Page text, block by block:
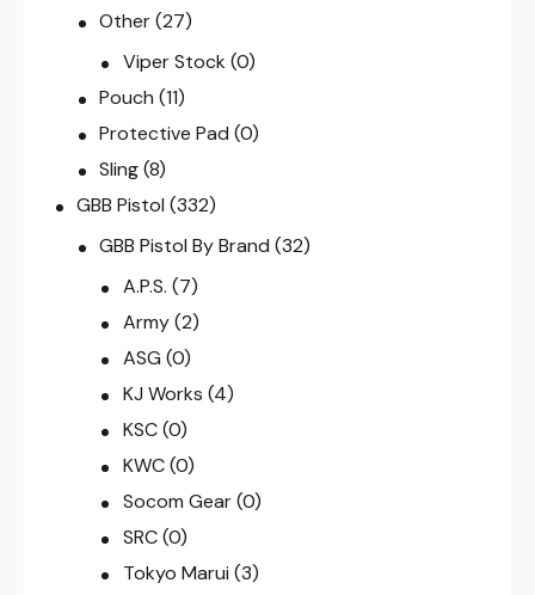
Other (27)
Viper Stock (0)
Pouch (11)
Protective Pad (0)
Sling (8)
GBB Pistol (332)
GBB Pistol By Brand (32)
A.P.S. (7)
Army (2)
ASG (0)
KJ Works (4)
KSC (0)
KWC (0)
Socom Gear (0)
SRC (0)
Tokyo Marui (3)